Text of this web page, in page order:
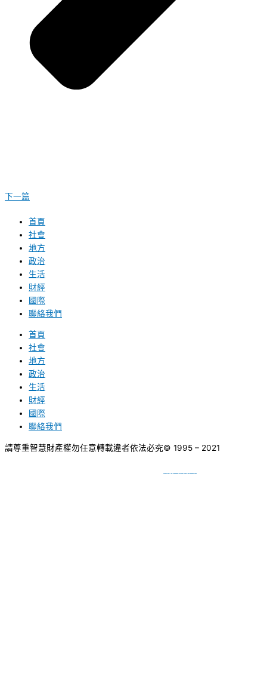
下一篇
首頁
社會
地方
政治
生活
財經
國際
聯絡我們
首頁
社會
地方
政治
生活
財經
國際
聯絡我們
請尊重智慧財產權勿任意轉載違者依法必究© 1995 – 2021